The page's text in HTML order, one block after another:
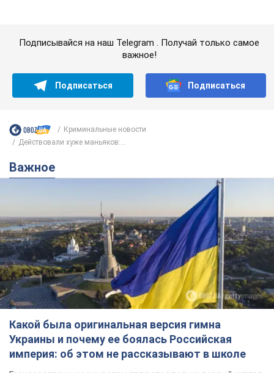
Какой была оригинальная версия гимна
Украины и почему ее боялась Российская
империя: об этом не рассказывают в школе
Государственным символом являются только первый куплет
и припев песни
час назад 3,2 т.
Александру Пономареву – 53: что
известно о трех детях секс-
символа 90-х и как они выглядят
Несмотря на развитие карьеры, артист не
забывал о личном счастье
7 часов назад 6,9 т.